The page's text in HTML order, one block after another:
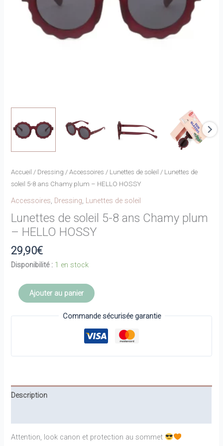
Accueil / Dressing /Accessoires / Lunettes de soleil / Lunettes de
soleil 5-8 ans Chamy plum – HELLO HOSSY
Accessoires, Dressing, Lunettes de soleil
Lunettes de soleil 5-8 ans Chamy plum
– HELLO HOSSY
29,90€
Disponibilité : 1 en stock
quantité
Chamy
plum
HOSSY
Ajouter au panier
Commande sécurisée garantie
Description
Attention, look canon et protection au sommet